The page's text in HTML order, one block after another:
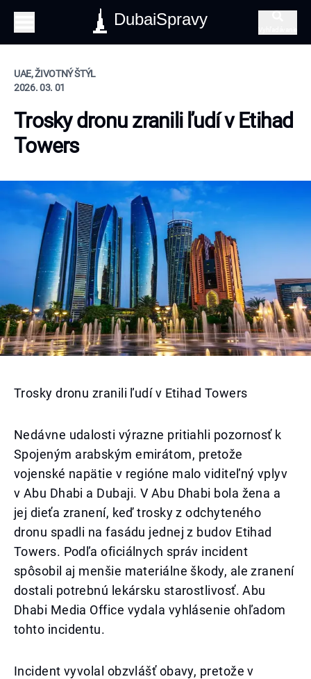
DubaiSpravy
UAE, ŽIVOTNÝ ŠTÝL
2026. 03. 01
Trosky dronu zranili ľudí v Etihad
Towers
Trosky dronu zranili ľudí v Etihad Towers
Nedávne udalosti výrazne pritiahli pozornosť k
Spojeným arabským emirátom, pretože
vojenské napätie v regióne malo viditeľný vplyv
v Abu Dhabi a Dubaji. V Abu Dhabi bola žena a
jej dieťa zranení, keď trosky z odchyteného
dronu spadli na fasádu jednej z budov Etihad
Towers. Podľa oficiálnych správ incident
spôsobil aj menšie materiálne škody, ale zranení
dostali potrebnú lekársku starostlivosť. Abu
Dhabi Media Office vydala vyhlásenie ohľadom
tohto incidentu.
Incident vyvolal obzvlášť obavy, pretože v